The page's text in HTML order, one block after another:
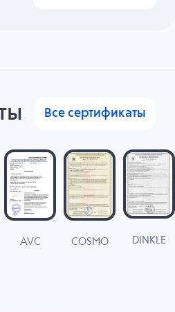
Все сертификаты
AVC COSMO DINKLE